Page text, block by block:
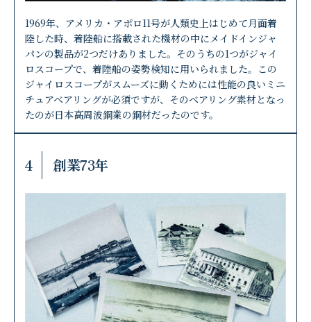
1969年、アメリカ・アポロ11号が人類史上はじめて月面着
陸した時、着陸船に搭載された機材の中にメイドインジャ
パンの製品が2つだけありました。そのうちの1つがジャイ
ロスコープで、着陸船の姿勢検知に用いられました。この
ジャイロスコープがスムーズに動くためには性能の良いミニ
チュアベアリングが必須ですが、そのベアリング素材となっ
たのが日本高周波鋼業の鋼材だったのです。
4 創業73年